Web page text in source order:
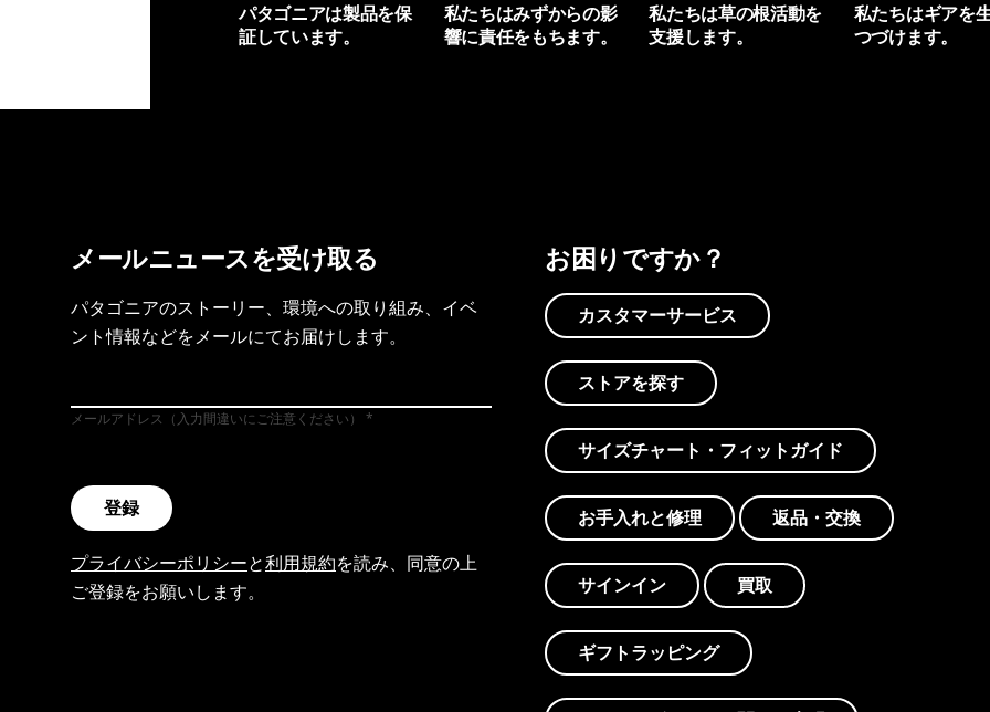
パタゴニアは製品を保
証しています。
私たちはみずからの影
響に責任をもちます。
私たちは草の根活動を
支援します。
私たちはギアを
つづけます。
メールニュースを受け取る
パタゴニアのストーリー、環境への取り組み、イベ
ント情報などをメールにてお届けします。
メールアドレス（入力間違いにご注意ください）
登録
プライバシーポリシーと利用規約を読み、同意の上
ご登録をお願いします。
お困りですか？
カスタマーサービス
ストアを探す
サイズチャート・フィットガイド
お手入れと修理 返品・交換
サインイン 買取
ギフトラッピング